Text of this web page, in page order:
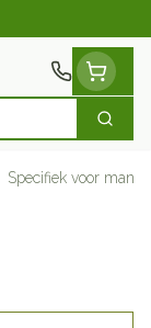
Zoek
Specifiek voor